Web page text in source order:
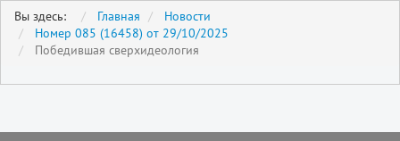
Вы здесь: Главная
Новости
Номер 085 (16458) от 29/10/2025
Победившая сверхидеология